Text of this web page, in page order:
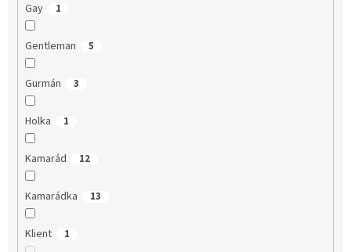
Gay 1
Gentleman 5
Gurmán 3
Holka 1
Kamarád 12
Kamarádka 13
Klient 1